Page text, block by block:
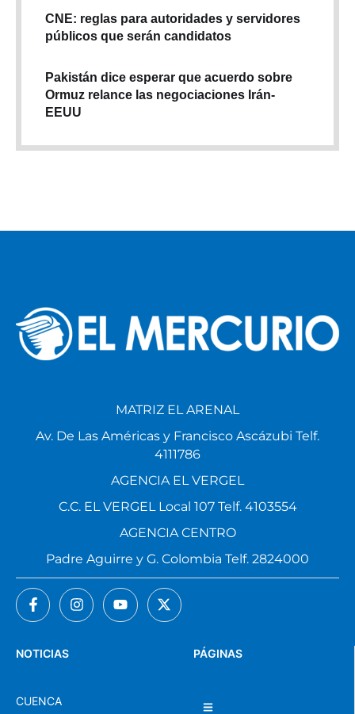
CNE: reglas para autoridades y servidores
públicos que serán candidatos
Pakistán dice esperar que acuerdo sobre
Ormuz relance las negociaciones Irán-
EEUU
PÁGINAS
NOTICIAS
CUENCA
MATRIZ EL ARENAL
Av. De Las Américas y Francisco Ascázubi Telf.
4111786
AGENCIA EL VERGEL
C.C. EL VERGEL Local 107 Telf. 4103554
AGENCIA CENTRO
Padre Aguirre y G. Colombia Telf. 2824000